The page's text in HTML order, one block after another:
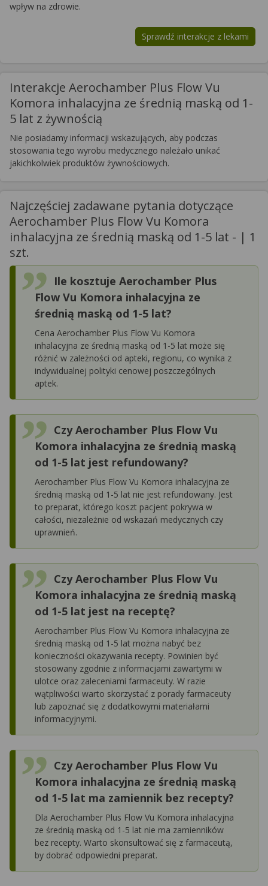
wpływ na zdrowie.
Sprawdź interakcje z lekami
Interakcje Aerochamber Plus Flow Vu
Komora inhalacyjna ze średnią maską od 1-
5 lat z żywnością
Nie posiadamy informacji wskazujących, aby podczas
stosowania tego wyrobu medycznego należało unikać
jakichkolwiek produktów żywnościowych.
Najczęściej zadawane pytania dotyczące
Aerochamber Plus Flow Vu Komora
inhalacyjna ze średnią maską od 1-5 lat - | 1
szt.
Ile kosztuje Aerochamber Plus
Flow Vu Komora inhalacyjna ze
średnią maską od 1-5 lat?
Cena Aerochamber Plus Flow Vu Komora
inhalacyjna ze średnią maską od 1-5 lat może się
różnić w zależności od apteki, regionu, co wynika z
indywidualnej polityki cenowej poszczególnych
aptek.
Czy Aerochamber Plus Flow Vu
Komora inhalacyjna ze średnią maską
od 1-5 lat jest refundowany?
Aerochamber Plus Flow Vu Komora inhalacyjna ze
średnią maską od 1-5 lat nie jest refundowany. Jest
to preparat, którego koszt pacjent pokrywa w
całości, niezależnie od wskazań medycznych czy
uprawnień.
Czy Aerochamber Plus Flow Vu
Komora inhalacyjna ze średnią maską
od 1-5 lat jest na receptę?
Aerochamber Plus Flow Vu Komora inhalacyjna ze
średnią maską od 1-5 lat można nabyć bez
konieczności okazywania recepty. Powinien być
stosowany zgodnie z informacjami zawartymi w
ulotce oraz zaleceniami farmaceuty. W razie
wątpliwości warto skorzystać z porady farmaceuty
lub zapoznać się z dodatkowymi materiałami
informacyjnymi.
Czy Aerochamber Plus Flow Vu
Komora inhalacyjna ze średnią maską
od 1-5 lat ma zamiennik bez recepty?
Dla Aerochamber Plus Flow Vu Komora inhalacyjna
ze średnią maską od 1-5 lat nie ma zamienników
bez recepty. Warto skonsultować się z farmaceutą,
by dobrać odpowiedni preparat.